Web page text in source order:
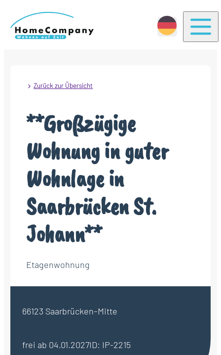
Zurück zur Übersicht
**Großzügige
Wohnung in guter
Wohnlage in
Saarbrücken St.
Johann**
Etagenwohnung
66123 Saarbrücken–Mitte
frei ab 04.01.2027ID: IP-2215